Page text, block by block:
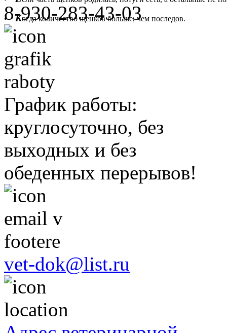
•Когда количество щенков больше, чем последов.
8-930-283-43-03
График работы:
круглосуточно, без
выходных и без
обеденных перерывов!
vet-dok@list.ru